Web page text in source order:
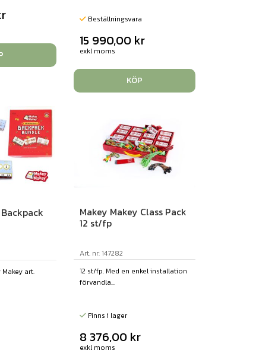
Beställningsvara
15 990,00 kr
exkl moms
KÖP
art.
Makey Makey Class Pack
12 st/fp
Art. nr: 147282
12 st/fp. Med en enkel installation
förvandla...
Finns i lager
8 376,00 kr
exkl moms